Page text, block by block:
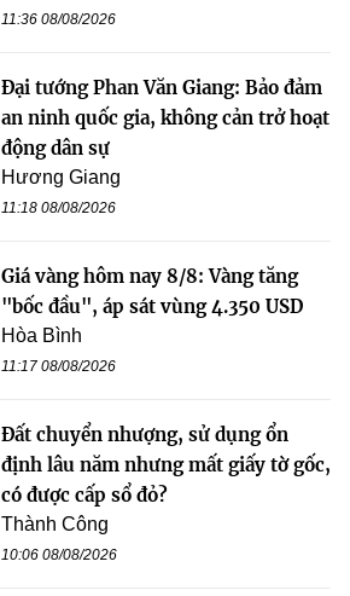
11:36 08/08/2026
Đại tướng Phan Văn Giang: Bảo đảm
an ninh quốc gia, không cản trở hoạt
động dân sự
Hương Giang
11:18 08/08/2026
Giá vàng hôm nay 8/8: Vàng tăng
"bốc đầu", áp sát vùng 4.350 USD
Hòa Bình
11:17 08/08/2026
Đất chuyển nhượng, sử dụng ổn
định lâu năm nhưng mất giấy tờ gốc,
có được cấp sổ đỏ?
Thành Công
10:06 08/08/2026